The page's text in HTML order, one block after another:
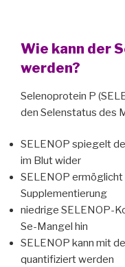
Wie kann der
werden?
Selenoprotein P
den Selenstatus des
SELENOP spiegelt
im Blut wider
SELENOP
Supplementierung
niedrige SELENOP-
Se-Mangel hin
SELENOP kann mit
quantifiziert werden